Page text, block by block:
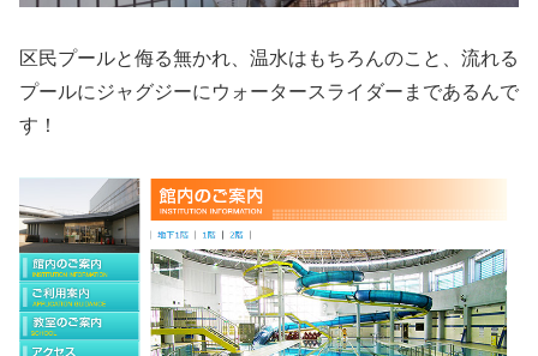
区民プールと侮る無かれ、温水はもちろんのこと、流れる
プールにジャグジーにウォータースライダーまであるんで
す！